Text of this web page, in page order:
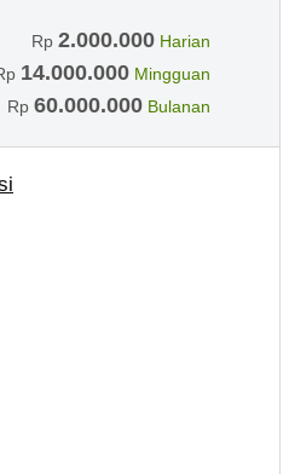
Rp 2.000.000 Harian
14.000.000 Mingguan
Rp 60.000.000 Bulanan